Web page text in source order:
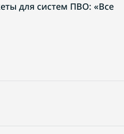
для систем ПВО: «Все